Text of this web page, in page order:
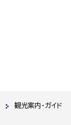
観光案内・ガイド